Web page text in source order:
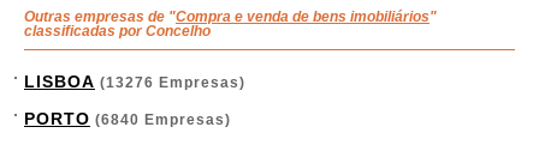
Outras empresas de "Compra e venda de bens imobiliários"
classificadas por Concelho
LISBOA (13276 Empresas)
PORTO (6840 Empresas)